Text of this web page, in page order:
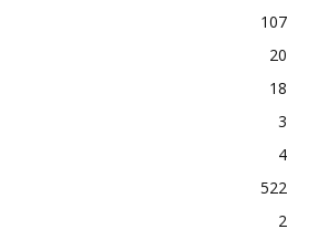
107
20
18
3
4
522
2